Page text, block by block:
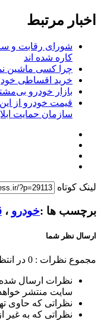
اخبار مرتبط
شورای رقابت و
کاره شده اند
چرا کسی ماشین
خرید اقساطی
بازار خودرو
قیمت خودرو از
سازمان حمایت
لینک کوتاه
برچسب ها :خودرو ،
ارسال نظر شما
مجموع نظرات : 0 در
نظرات ارسال
سایت منتشر
نظراتی که حاوی
نظراتی که به غیر